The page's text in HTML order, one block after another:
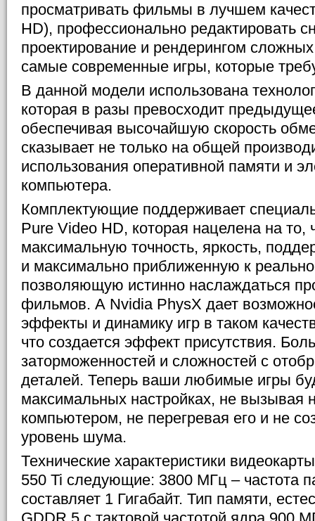
просматривать фильмы в лучшем
HD), профессионально редактировать
проектирование и рендерингом
самые современные игры, которые
В данной модели использована
которая в разы превосходит
обеспечивая высочайшую скорость
сказывает не только на общей
использования оперативной памяти и
компьютера.
Комплектующие поддерживает
Pure Video HD, которая нацелена на то,
максимальную точность, яркость,
и максимально приближенную к
позволяющую истинно наслаждаться
фильмов. А Nvidia PhysX дает
эффекты и динамику игр в таком
что создается эффект присутствия.
заторможенностей и сложностей с
деталей. Теперь ваши любимые игры
максимальных настройках, не вызывая
компьютером, не перегревая его и не
уровень шума.
Технические характеристики
550 Ti следующие: 3800 МГц – частота
составляет 1 Гигабайт. Тип памяти,